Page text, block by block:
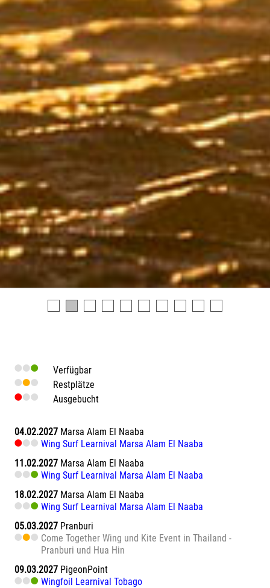
Verfügbar
Restplätze
Ausgebucht
04.02.2027 Marsa Alam El Naaba
Wing Surf Learnival Marsa Alam El Naaba
11.02.2027 Marsa Alam El Naaba
Wing Surf Learnival Marsa Alam El Naaba
18.02.2027 Marsa Alam El Naaba
Wing Surf Learnival Marsa Alam El Naaba
05.03.2027 Pranburi
Come Together Wing und Kite Event in Thailand -
Pranburi und Hua Hin
09.03.2027 PigeonPoint
Wingfoil Learnival Tobago